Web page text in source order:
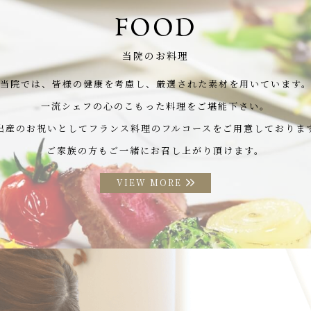
FOOD
当院のお料理
当院では、皆様の健康を考慮し、 厳選された素材を用いています。
一流シェフの心のこもった料理をご堪能下さい。
産のお祝いとして フランス料理のフルコースをご用意しておりま
ご家族の方もご一緒にお召し上がり頂けます。
VIEW MORE